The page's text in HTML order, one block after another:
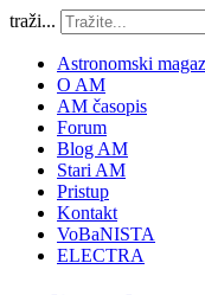
traži...
Astronomski
O AM
AM časopis
Forum
Blog AM
Stari AM
Pristup
Kontakt
VoBaNISTA
ELECTRA